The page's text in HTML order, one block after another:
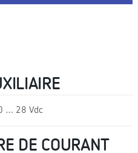
… 28 Vdc
DE COURANT